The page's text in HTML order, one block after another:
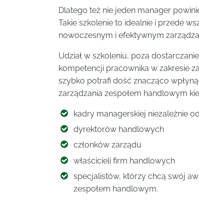
Dlatego też nie jeden manager
Takie szkolenie to idealnie i przede
nowoczesnym i efektywnym
Udział w szkoleniu, poza
kompetencji pracownika w zakresie
szybko potrafi dość znacząco
zarządzania zespołem handlowym
kadry managerskiej niezależnie
dyrektorów handlowych
członków zarządu
właścicieli firm handlowych
specjalistów, którzy chcą swój
zespołem handlowym.